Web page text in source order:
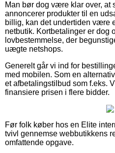
Man bør dog være klar over, at
annoncerer produkter til en
billig, kan det undertiden være
netbutik. Kortbetalinger er dog
lovbestemmelse, der
uægte netshops.
Generelt går vi ind for
med mobilen. Som en
et afbetalingstilbud som f.eks.
finansiere prisen i flere bidder.
Før folk køber hos en Elite
tvivl gennemse webbutikkens
omfattende opgave.